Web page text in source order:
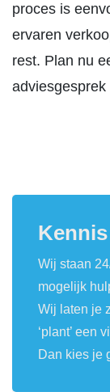
proces is
ervaren
rest. Plan nu
adviesgesprek
Wij staan
mogelijk
Wij laten je
‘plant’ een
Dan kies je